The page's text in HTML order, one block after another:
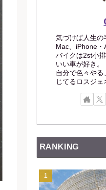
気づけば人生の
Mac、iPhone・
バイクは2st小
いい車が好き。
自分で色々や
じてるロスジェ
RANKING